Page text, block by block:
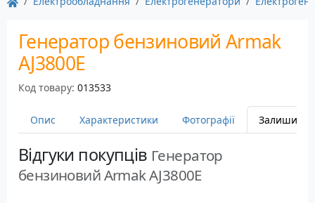
Генератор бензиновий Armak
AJ3800E
Код товару: 013533
Опис Характеристики Фотографії Залишити
Відгуки покупців Генератор
бензиновий Armak AJ3800E